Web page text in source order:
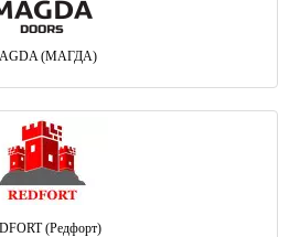
(МАГДА)
(Редфорт)